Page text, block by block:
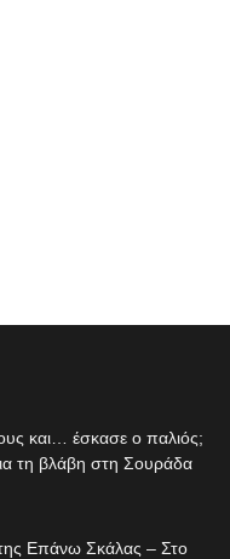
και… έσκασε ο παλιός;
τη βλάβη στη Σουράδα
Επάνω Σκάλας – Στο